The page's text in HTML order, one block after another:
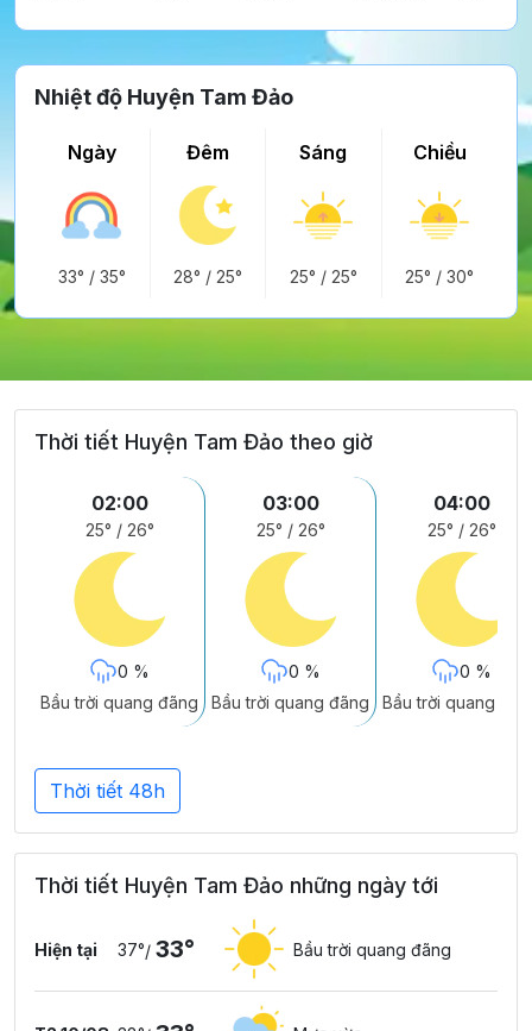
Nhiệt độ Huyện Tam Đảo
Ngày
33° / 35°
Đêm
28° / 25°
Sáng
25° / 25°
Chiều
25° /30°
Thời tiết Huyện Tam Đảo theo giờ
02:00
25° / 26°
0 %
Bầu trời quang đãng
03:00
25° / 26°
0 %
Bầu trời quang đãng
04:00
25° / 26°
0 %
Bầu trời quang
Thời tiết 48h
Thời tiết Huyện Tam Đảo những ngày tới
Hiện tại 37°/ 33° Bầu trời quang đãng